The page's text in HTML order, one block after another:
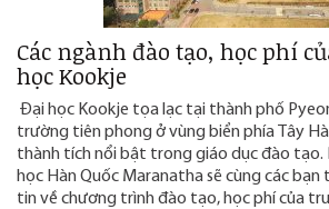
Các ngành đào tạo, học phí
học Kookje
Đại học Kookje tọa lạc tại thành phố
trường tiên phong ở vùng biển phía Tây
thành tích nổi bật trong giáo dục đào tạo.
học Hàn Quốc Maranatha sẽ cùng các
tin về chương trình đào tạo, học phí của